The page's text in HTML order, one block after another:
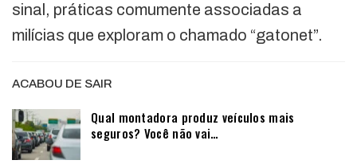
sinal, práticas comumente associadas a
milícias que exploram o chamado “gatonet”.
ACABOU DE SAIR
Qual montadora produz veículos mais
seguros? Você não vai…